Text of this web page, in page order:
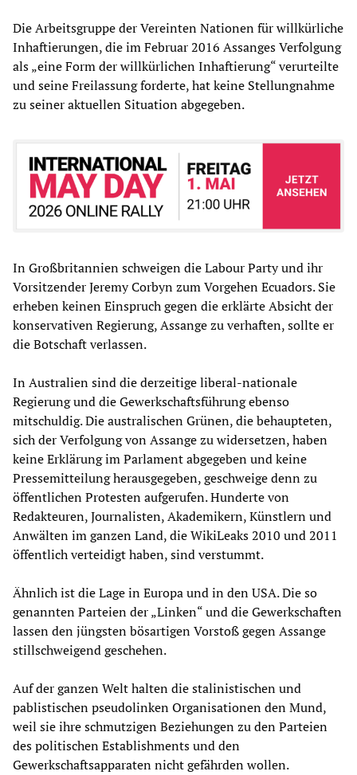
Die Arbeitsgruppe der Vereinten Nationen für willkürliche
Inhaftierungen, die im Februar 2016 Assanges Verfolgung
als „eine Form der willkürlichen Inhaftierung“ verurteilte
und seine Freilassung forderte, hat keine Stellungnahme
zu seiner aktuellen Situation abgegeben.
In Großbritannien schweigen die Labour Party und ihr
Vorsitzender Jeremy Corbyn zum Vorgehen Ecuadors. Sie
erheben keinen Einspruch gegen die erklärte Absicht der
konservativen Regierung, Assange zu verhaften, sollte er
die Botschaft verlassen.
In Australien sind die derzeitige liberal-nationale
Regierung und die Gewerkschaftsführung ebenso
mitschuldig. Die australischen Grünen, die behaupteten,
sich der Verfolgung von Assange zu widersetzen, haben
keine Erklärung im Parlament abgegeben und keine
Pressemitteilung herausgegeben, geschweige denn zu
öffentlichen Protesten aufgerufen. Hunderte von
Redakteuren, Journalisten, Akademikern, Künstlern und
Anwälten im ganzen Land, die WikiLeaks 2010 und 2011
öffentlich verteidigt haben, sind verstummt.
Ähnlich ist die Lage in Europa und in den USA. Die so
genannten Parteien der „Linken“ und die Gewerkschaften
lassen den jüngsten bösartigen Vorstoß gegen Assange
stillschweigend geschehen.
Auf der ganzen Welt halten die stalinistischen und
pablistischen pseudolinken Organisationen den Mund,
weil sie ihre schmutzigen Beziehungen zu den Parteien
des politischen Establishments und den
Gewerkschaftsapparaten nicht gefährden wollen.